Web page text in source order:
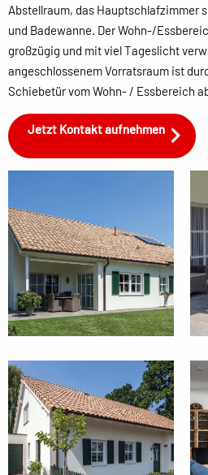
Abstellraum, das Hauptschlafzimmer
und Badewanne. Der Wohn-/
großzügig und mit viel Tageslicht
angeschlossenem Vorratsraum ist
Schiebetür vom Wohn- / Essbereich
Jetzt Kontakt aufnehmen